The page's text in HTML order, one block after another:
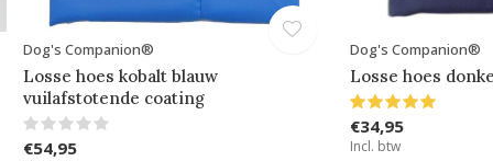
Dog's Companion®
Losse hoes kobalt blauw
vuilafstotende coating
€54,95
Dog's Companion®
Losse hoes
€34,95
Incl. btw